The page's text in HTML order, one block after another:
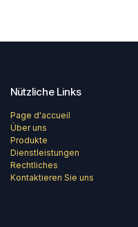
Nützliche Links
Page d'accueil
Über uns
Produkte
Dienstleistungen
Rechtliches
Kontaktieren Sie uns